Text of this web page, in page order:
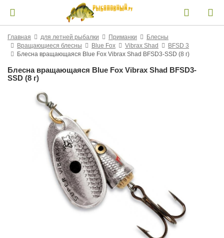
Главная для летней рыбалки Приманки
Блесны
Вращающиеся блесны
Blue Fox Vibrax Shad
BFSD 3
Блесна вращающаяся Blue Fox Vibrax Shad BFSD3-SSD (8 г)
Блесна вращающаяся Blue Fox Vibrax Shad BFSD3-
SSD (8 г)